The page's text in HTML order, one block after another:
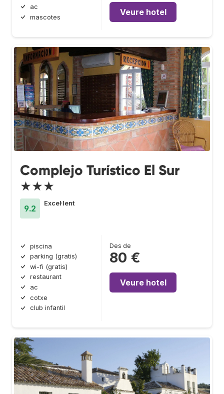
ac
mascotes
Veure hotel
Complejo Turístico El Sur
★★★
9.2
Excel·lent
piscina
parking (gratis)
wi-fi (gratis)
restaurant
ac
cotxe
club infantil
Des de
80 €
Veure hotel